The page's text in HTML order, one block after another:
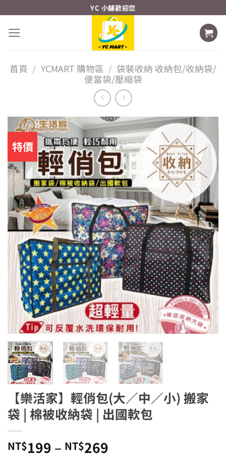
content
YC 小舖歡迎您
首頁 / YCMART 購物區 / 袋裝收納 收納包/收納袋/
便當袋/壓縮袋
特價
【樂活家】輕俏包(大／中／小) 搬家
袋 | 棉被收納袋 | 出國軟包
NT$199 – NT$269